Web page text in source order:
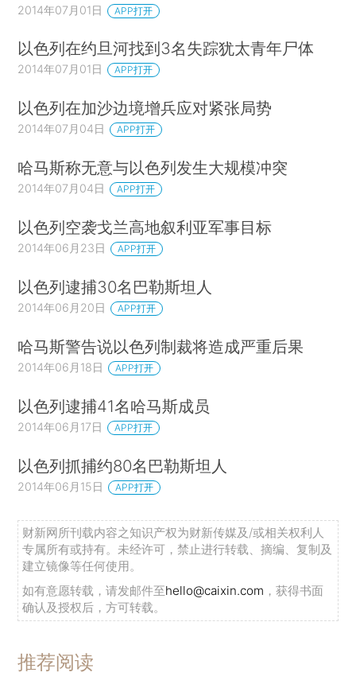
2014年07月01日 APP打开
以色列在约旦河找到3名失踪犹太青年尸体
2014年07月01日 APP打开
以色列在加沙边境增兵应对紧张局势
2014年07月04日 APP打开
哈马斯称无意与以色列发生大规模冲突
2014年07月04日 APP打开
以色列空袭戈兰高地叙利亚军事目标
2014年06月23日 APP打开
以色列逮捕30名巴勒斯坦人
2014年06月20日 APP打开
哈马斯警告说以色列制裁将造成严重后果
2014年06月18日 APP打开
以色列逮捕41名哈马斯成员
2014年06月17日 APP打开
以色列抓捕约80名巴勒斯坦人
2014年06月15日 APP打开
财新网所刊载内容之知识产权为财新传媒及/或相关权利人
专属所有或持有。未经许可，禁止进行转载、摘编、复制及
建立镜像等任何使用。
如有意愿转载，请发邮件至hello@caixin.com ，获得书面
确认及授权后，方可转载。
推荐阅读